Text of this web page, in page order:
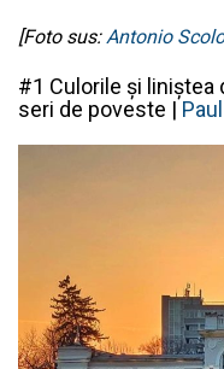
[Foto sus:Antonio
#1 Culorile și liniștea
seri de poveste |